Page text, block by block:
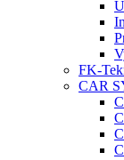
FK-
CAR